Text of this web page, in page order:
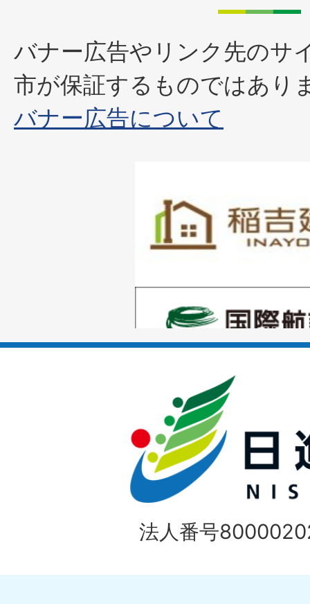
バナー広告やリンク先のサ
市が保証するものではあり
バナー広告について
枚
目
ラ
枚
ス
ラ
イ
ド
1
枚
目
の
法人番号